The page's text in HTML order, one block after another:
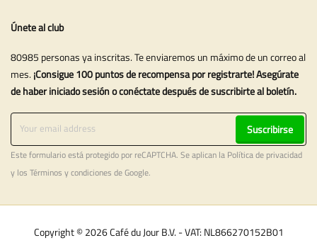
Únete al club
80985 personas ya inscritas. Te enviaremos un máximo de un correo al
mes. ¡Consigue 100 puntos de recompensa por registrarte! Asegúrate
de haber iniciado sesión o conéctate después de suscribirte al boletín.
Suscribirse
Este formulario está protegido por reCAPTCHA. Se aplican la Política de privacidad
y los Términos y condiciones de Google.
Copyright © 2026 Café du Jour B.V. - VAT: NL866270152B01